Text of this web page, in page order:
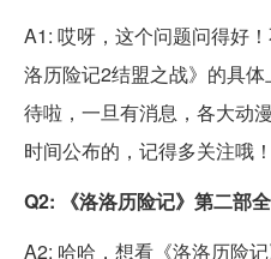
A1: 哎呀，这个问题问得好
洛历险记2结盟之战》的具
待啦，一旦有消息，各大动
时间公布的，记得多关注哦！
Q2: 《洛洛历险记》第二部
A2: 哈哈，想看《洛洛历险